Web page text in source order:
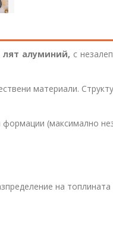
лят алуминий, с
материали.
(максимално
на